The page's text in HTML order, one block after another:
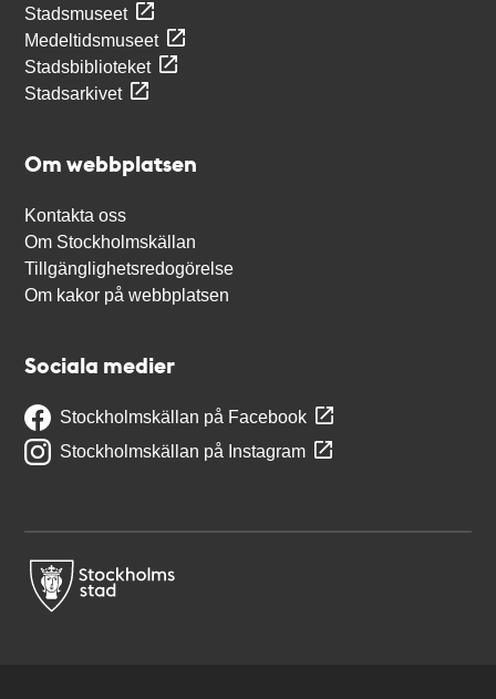
Stadsmuseet
Medeltidsmuseet
Stadsbiblioteket
Stadsarkivet
Om webbplatsen
Kontakta oss
Om Stockholmskällan
Tillgänglighetsredogörelse
Om kakor på webbplatsen
Sociala medier
Stockholmskällan på Facebook
Stockholmskällan på Instagram